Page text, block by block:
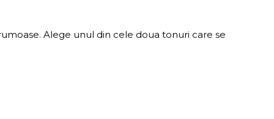
Alege unul din cele doua tonuri care se